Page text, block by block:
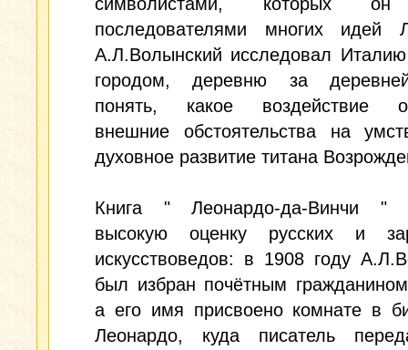
последователями многих идей
А.Л.Волынский исследовал
городом, деревню за
понять, какое воздействие
внешние обстоятельства на
духовное развитие титана
Книга " Леонардо-да-Винчи "
высокую оценку русских и
искусствоведов: в 1908 году
был избран почётным
а его имя присвоено комнате в
Леонардо, куда писатель